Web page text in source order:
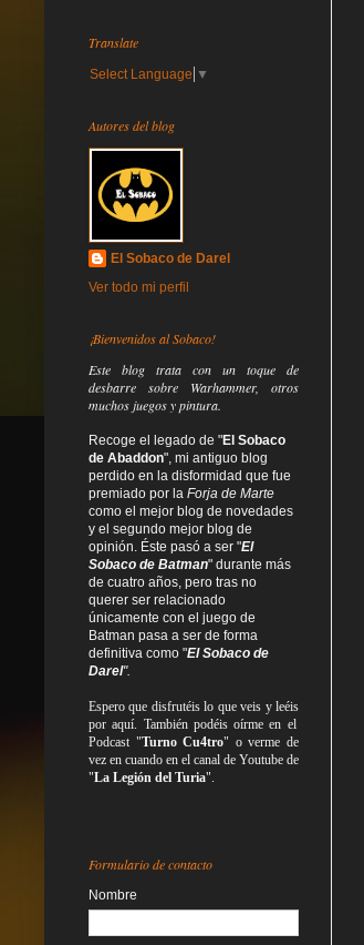
Translate
Select Language ▼
Autores del blog
El Sobaco de Darel
Ver todo mi perfil
¡Bienvenidos al Sobaco!
Este blog trata con un toque de
desbarre sobre Warhammer, otros
muchos juegos y pintura.
Recoge el legado de "El Sobaco
de Abaddon", mi antiguo blog
perdido en la disformidad que fue
premiado por la Forja de Marte
como el mejor blog de novedades
y el segundo mejor blog de
opinión. Éste pasó a ser "El
Sobaco de Batman" durante más
de cuatro años, pero tras no
querer ser relacionado
únicamente con el juego de
Batman pasa a ser de forma
definitiva como "El Sobaco de
Darel".
Espero que disfrutéis lo queveis yleéis
por aquí. También podéis oírme en el
Podcast "Turno Cu4tro" o verme de
vez en cuando en el canal de Youtube de
"La Legión del Turia".
Formulario de contacto
Nombre